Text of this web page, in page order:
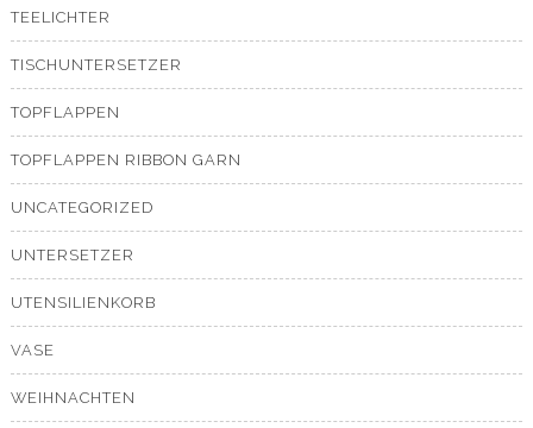
TEELICHTER
TISCHUNTERSETZER
TOPFLAPPEN
TOPFLAPPEN RIBBON GARN
UNCATEGORIZED
UNTERSETZER
UTENSILIENKORB
VASE
WEIHNACHTEN